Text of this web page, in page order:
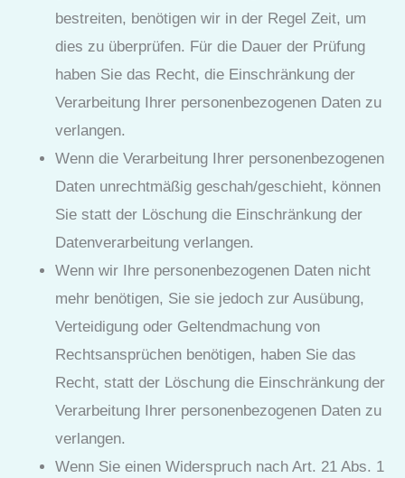
bestreiten, benötigen wir in der Regel Zeit, um
dies zu überprüfen. Für die Dauer der Prüfung
haben Sie das Recht, die Einschränkung der
Verarbeitung Ihrer personenbezogenen Daten zu
verlangen.
Wenn die Verarbeitung Ihrer personenbezogenen
Daten unrechtmäßig geschah/geschieht, können
Sie statt der Löschung die Einschränkung der
Datenverarbeitung verlangen.
Wenn wir Ihre personenbezogenen Daten nicht
mehr benötigen, Sie sie jedoch zur Ausübung,
Verteidigung oder Geltendmachung von
Rechtsansprüchen benötigen, haben Sie das
Recht, statt der Löschung die Einschränkung der
Verarbeitung Ihrer personenbezogenen Daten zu
verlangen.
Wenn Sie einen Widerspruch nach Art. 21 Abs. 1